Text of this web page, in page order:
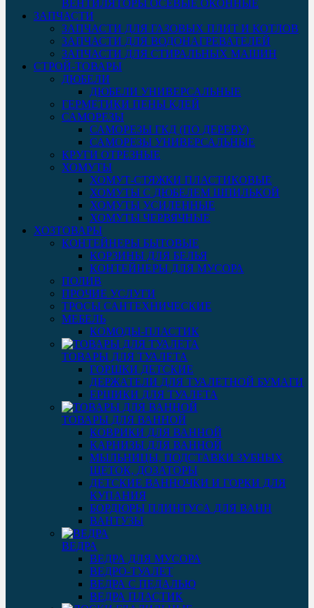
ВЕНТИЛЯТОРЫ ОСЕВЫЕ ОКОННЫЕ
ЗАПЧАСТИ
ЗАПЧАСТИ ДЛЯ ГАЗОВЫХ ПЛИТ И КОТЛОВ
ЗАПЧАСТИ ДЛЯ ВОДОНАГРЕВАТЕЛЕЙ
ЗАПЧАСТИ ДЛЯ СТИРАЛЬНЫХ МАШИН
СТРОЙ-ТОВАРЫ
ДЮБЕЛИ
ДЮБЕЛИ УНИВЕРСАЛЬНЫЕ
ГЕРМЕТИКИ ПЕНЫ КЛЕЙ
САМОРЕЗЫ
САМОРЕЗЫ ГКД (ПО ДЕРЕВУ)
САМОРЕЗЫ УНИВЕРСАЛЬНЫЕ
КРУГИ ОТРЕЗНЫЕ
ХОМУТЫ
ХОМУТ-СТЯЖКИ ПЛАСТИКОВЫЕ
ХОМУТЫ С ДЮБЕЛЕМ ШПИЛЬКОЙ
ХОМУТЫ УСИЛЕННЫЕ
ХОМУТЫ ЧЕРВЯЧНЫЕ
ХОЗТОВАРЫ
КОНТЕЙНЕРЫ БЫТОВЫЕ
КОРЗИНЫ ДЛЯ БЕЛЬЯ
КОНТЕЙНЕРЫ ДЛЯ МУСОРА
ПОЛИВ
ПРОЧИЕ УСЛУГИ
ТРОСЫ САНТЕХНИЧЕСКИЕ
МЕБЕЛЬ
КОМОДЫ-ПЛАСТИК
ТОВАРЫ ДЛЯ ТУАЛЕТА
ГОРШКИ ДЕТСКИЕ
ДЕРЖАТЕЛИ ДЛЯ ТУАЛЕТНОЙ БУМАГИ
ЕРШИКИ ДЛЯ ТУАЛЕТА
ТОВАРЫ ДЛЯ ВАННОЙ
КОВРИКИ ДЛЯ ВАННОЙ
КАРНИЗЫ ДЛЯ ВАННОЙ
МЫЛЬНИЦЫ, ПОДСТАВКИ ЗУБНЫХ
ЩЕТОК, ДОЗАТОРЫ
ДЕТСКИЕ ВАННОЧКИ И ГОРКИ ДЛЯ
КУПАНИЯ
БОРДЮРЫ ПЛИНТУСА ДЛЯ ВАНН
ВАНТУЗЫ
ВЕДРА
ВЕДРА ДЛЯ МУСОРА
ВЕДРО-ТУАЛЕТ
ВЕДРА С ПЕДАЛЬЮ
ВЕДРА ПЛАСТИК